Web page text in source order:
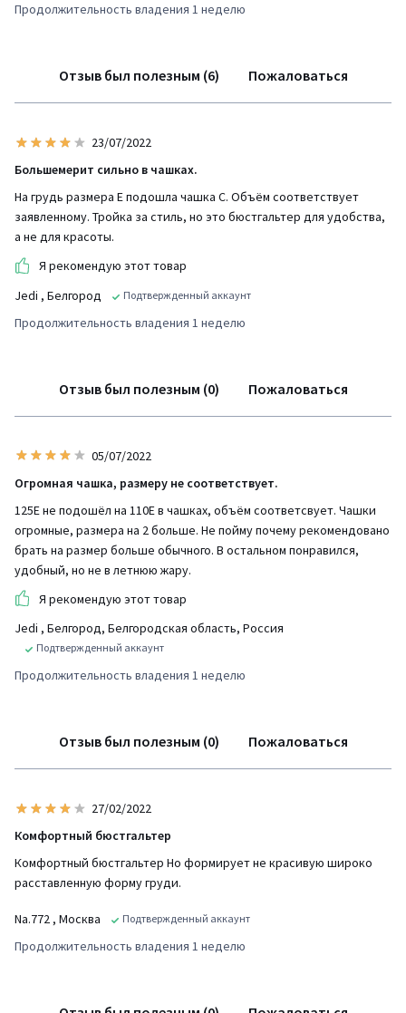
Продолжительность владения 1 неделю
Отзыв был полезным (6) Пожаловаться
23/07/2022
Большемерит сильно в чашках.
На грудь размера Е подошла чашка С. Объём соответствует
заявленному. Тройка за стиль, но это бюстгальтер для удобства,
а не для красоты.
Я рекомендую этот товар
Jedi , Белгород Подтвержденный аккаунт
Продолжительность владения 1 неделю
Отзыв был полезным (0) Пожаловаться
05/07/2022
Огромная чашка, размеру не соответствует.
125Е не подошёл на 110Е в чашках, объём соответсвует. Чашки
огромные, размера на 2 больше. Не пойму почему рекомендовано
брать на размер больше обычного. В остальном понравился,
удобный, но не в летнюю жару.
Я рекомендую этот товар
Jedi , Белгород, Белгородская область, Россия
Подтвержденный аккаунт
Продолжительность владения 1 неделю
Отзыв был полезным (0) Пожаловаться
27/02/2022
Комфортный бюстгальтер
Комфортный бюстгальтер Но формирует не красивую широко
расставленную форму груди.
Na.772 , Москва Подтвержденный аккаунт
Продолжительность владения 1 неделю